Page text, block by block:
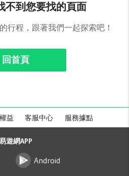
不到您要找的頁面
行程，跟著我們一起探索吧！
回首頁
益 客服中心 服務據點
遊網APP
Android